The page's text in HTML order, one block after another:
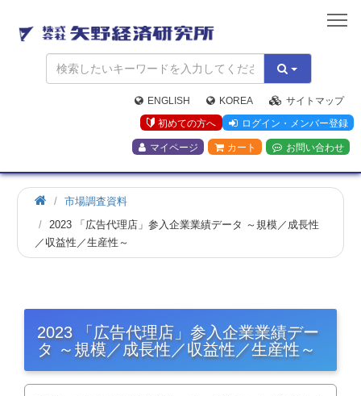
矢
野
経
済
研
究
所
ENGLISH KOREA
サイトマップ
初めての方へ
ログイン・メンバー登録
マイページ カート お問い合わせ
市場調査資料
2023 「広告代理店」参入企業業績データ ～規模／成長性
／収益性／生産性～
2023 「広告代理店」参入企業業績デー
タ ～規模／成長性／収益性／生産性～